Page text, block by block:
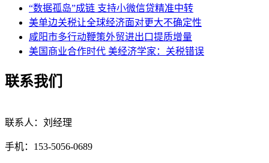
“数据孤岛”成链 支持小微信贷精准中转
美单边关税让全球经济面对更大不确定性
咸阳市多行动鞭策外贸进出口提质增量
美国商业合作时代 美经济学家：关税错误
联系我们
联系人：刘经理
手机：153-5056-0689